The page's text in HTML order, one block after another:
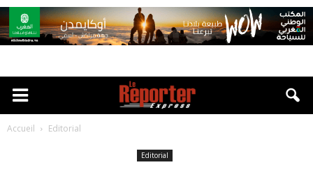
Accueil Editorial
Editorial